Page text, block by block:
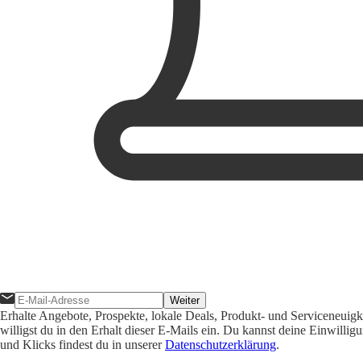
Weiter
Erhalte Angebote, Prospekte, lokale Deals, Produkt- und
willigst du in den Erhalt dieser E-Mails ein. Du kannst deine
und Klicks findest du in unsererDatenschutzerklärung.